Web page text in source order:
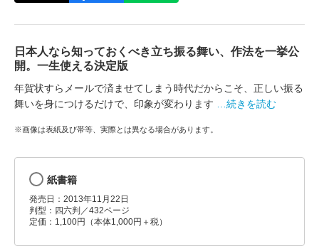
日本人なら知っておくべき立ち振る舞い、作法を一挙公
開。一生使える決定版
年賀状すらメールで済ませてしまう時代だからこそ、正しい振る
舞いを身につけるだけで、印象が変わります
…続きを読む
※画像は表紙及び帯等、実際とは異なる場合があります。
紙書籍
発売日：2013年11月22日
判型：四六判／432ページ
定価：1,100円（本体1,000円＋税）